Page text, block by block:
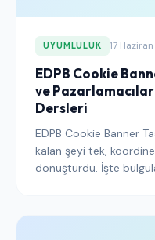
UYUMLULUK 17
EDPB Cookie
ve
Dersleri
EDPB Cookie Banner
kalan şeyi tek,
dönüştürdü. İşte
hale getireceğiniz.